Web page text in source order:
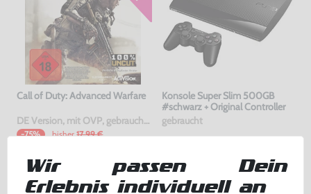
Call of Duty: Advanced Warfare
DE Version, mit OVP, gebraucht, USK18
-75% bisher 17,99 €
Warenkorb
Konsole Super Slim 500GB
#schwarz + Original Controller
gebraucht
Warenkorb
Wir passen Dein
Erlebnis individuell an